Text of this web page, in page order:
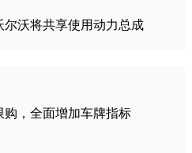
沃将共享使用动力总成
，全面增加车牌指标